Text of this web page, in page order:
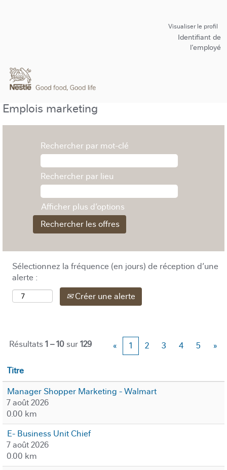
Visualiser le profil
Identifiant de
l’employé
Emplois marketing
Rechercher par mot-clé
Rechercher par lieu
Afficher plus d’options
Sélectionnez la fréquence (en jours) de réception d’une
alerte :
Créer une alerte
Résultats1 – 10 sur129 « 1 2 3 4 5 »
Titre
Manager Shopper Marketing - Walmart
7 août 2026
0.00 km
E- Business Unit Chief
7 août 2026
0.00 km